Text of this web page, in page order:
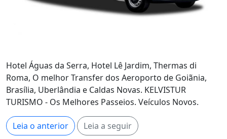
Hotel Águas da Serra, Hotel Lê Jardim, Thermas di
Roma, O melhor Transfer dos Aeroporto de Goiãnia,
Brasília, Uberlândia e Caldas Novas. KELVISTUR
TURISMO - Os Melhores Passeios. Veículos Novos.
Leia o anterior Leia a seguir